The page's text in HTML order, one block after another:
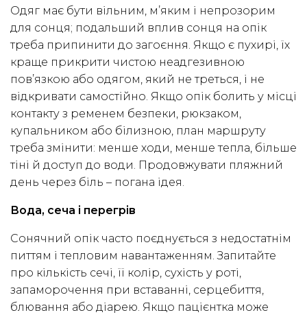
Одяг має бути вільним, м’яким і непрозорим
для сонця; подальший вплив сонця на опік
треба припинити до загоєння. Якщо є пухирі, їх
краще прикрити чистою неадгезивною
пов’язкою або одягом, який не треться, і не
відкривати самостійно. Якщо опік болить у місці
контакту з ременем безпеки, рюкзаком,
купальником або білизною, план маршруту
треба змінити: менше ходи, менше тепла, більше
тіні й доступ до води. Продовжувати пляжний
день через біль – погана ідея.
Вода, сеча і перегрів
Сонячний опік часто поєднується з недостатнім
питтям і тепловим навантаженням. Запитайте
про кількість сечі, її колір, сухість у роті,
запаморочення при вставанні, серцебиття,
блювання або діарею. Якщо пацієнтка може